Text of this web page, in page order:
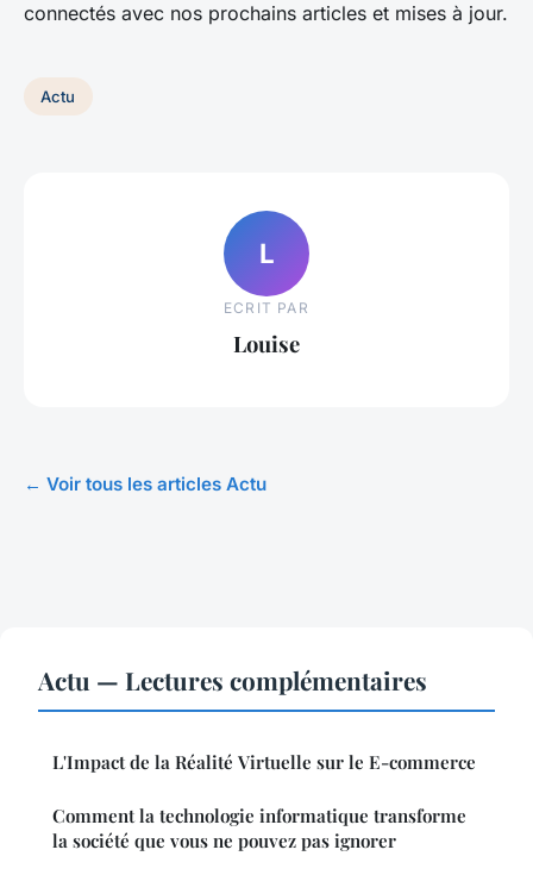
connectés avec nos prochains articles et mises à jour.
Actu
L
ECRIT PAR
Louise
← Voir tous les articles Actu
Actu — Lectures complémentaires
L'Impact de la Réalité Virtuelle sur le E-commerce
Comment la technologie informatique transforme
la société que vous ne pouvez pas ignorer